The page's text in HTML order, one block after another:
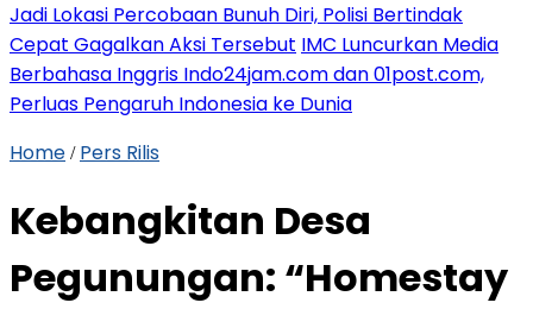
Jadi Lokasi Percobaan Bunuh Diri, Polisi Bertindak
Cepat Gagalkan Aksi Tersebut IMC Luncurkan Media
Berbahasa Inggris Indo24jam.com dan 01post.com,
Perluas Pengaruh Indonesia ke Dunia
Home / Pers Rilis
Kebangkitan Desa
Pegunungan: “Homestay